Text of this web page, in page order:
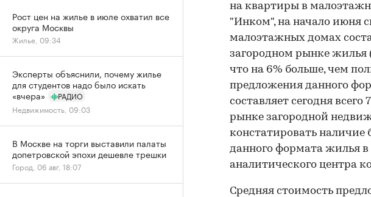
на квартиры в
"Инком", на начало июня
малоэтажных домах
загородном рынке жилья
что на 6% больше, чем
предложения данного
составляет сегодня
рынке загородной
констатировать наличие
данного формата жилья
аналитического центра
Средняя стоимость
Рост цен на жилье в июле охватил все
округа Москвы
Жилье, 09:34
Эксперты объяснили, почему жилье
для студентов надо было искать
«вчера»
РАДИО
Недвижимость, 09:03
В Москве на торги выставили палаты
допетровской эпохи дешевле трешки
Город, 06 авг, 18:07